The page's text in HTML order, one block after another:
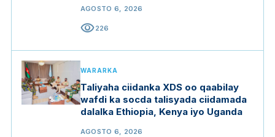
AGOSTO 6, 2026
visibility226
WARARKA
Taliyaha ciidanka XDS oo qaabilay
wafdi ka socda talisyada ciidamada
dalalka Ethiopia, Kenya iyo Uganda
AGOSTO 6, 2026